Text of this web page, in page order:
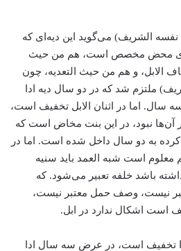
نفسه الشریف) می‌گوید این دیه‌ای که
محض مخصص است، هم من حیث
الابل، و هم من حیث التعدیه، چون
ملتزم شد که در دو سال دیه ادا
اما در اثنان الابل تخفیف است،
نبود، در این بنت مخاض است که
به دو سال داخل شده است. اما در
است شبه العمد باید سنیه
باشد خلفه تعبیر می‌شود. که
نیست، وصف حمل معتبر نیست،
اشکال ندارد در ابل.
تخفیف است، در عرض سه سال ادا